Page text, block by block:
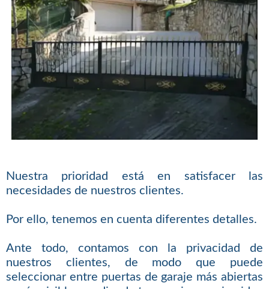
Nuestra prioridad está en satisfacer las
necesidades de nuestros clientes.
Por ello, tenemos en cuenta diferentes detalles.
Ante todo, contamos con la privacidad de
nuestros clientes, de modo que puede
seleccionar entre puertas de garaje más abiertas